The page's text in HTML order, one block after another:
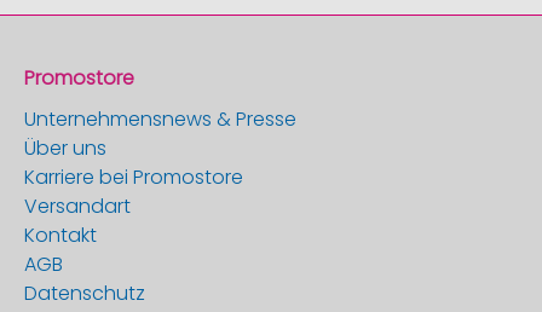
Promostore
Unternehmensnews & Presse
Über uns
Karriere bei Promostore
Versandart
Kontakt
AGB
Datenschutz